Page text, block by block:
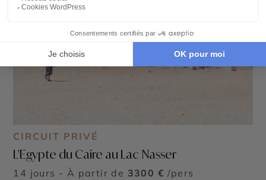
CIRCUIT PRIVÉ
L'Egypte du Caire au Lac Nasser
14 jours - À partir de 3300 € /pers